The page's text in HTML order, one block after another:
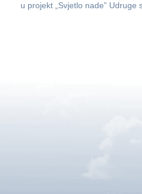
u projekt „Svjetlo nade” Udruge